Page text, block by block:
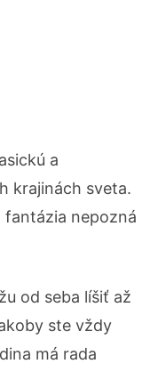
a
krajinách sveta.
fantázia nepozná
od seba líšiť až
ste vždy
má rada